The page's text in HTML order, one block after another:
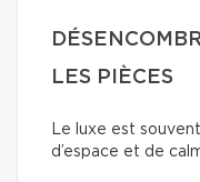
LES PIÈCES
Le luxe est
d’espace et de